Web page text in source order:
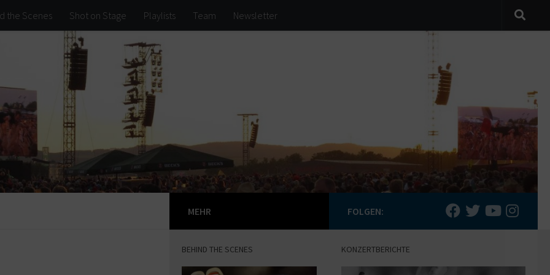
the Scenes Shot on Stage Playlists Team Newsletter
FOLGEN:
KONZERTBERICHTE
MEHR
BEHIND THE SCENES